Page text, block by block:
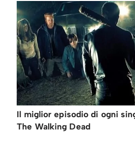
Il miglior episodio di ogni
The Walking Dead